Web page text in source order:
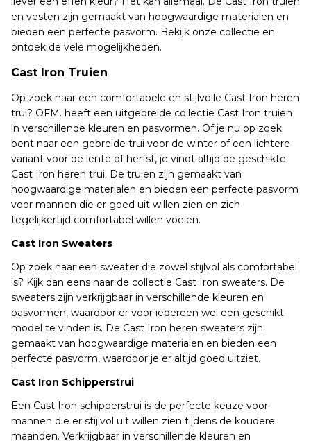
en vesten zijn gemaakt van hoogwaardige materialen en
bieden een perfecte pasvorm. Bekijk onze collectie en
ontdek de vele mogelijkheden.
Cast Iron Truien
Op zoek naar een comfortabele en stijlvolle Cast Iron heren
trui? OFM. heeft een uitgebreide collectie Cast Iron truien
in verschillende kleuren en pasvormen. Of je nu op zoek
bent naar een gebreide trui voor de winter of een lichtere
variant voor de lente of herfst, je vindt altijd de geschikte
Cast Iron heren trui. De truien zijn gemaakt van
hoogwaardige materialen en bieden een perfecte pasvorm
voor mannen die er goed uit willen zien en zich
tegelijkertijd comfortabel willen voelen.
Cast Iron Sweaters
Op zoek naar een sweater die zowel stijlvol als comfortabel
is? Kijk dan eens naar de collectie Cast Iron sweaters. De
sweaters zijn verkrijgbaar in verschillende kleuren en
pasvormen, waardoor er voor iedereen wel een geschikt
model te vinden is. De Cast Iron heren sweaters zijn
gemaakt van hoogwaardige materialen en bieden een
perfecte pasvorm, waardoor je er altijd goed uitziet.
Cast Iron Schipperstrui
Een Cast Iron schipperstrui is de perfecte keuze voor
mannen die er stijlvol uit willen zien tijdens de koudere
maanden. Verkrijgbaar in verschillende kleuren en